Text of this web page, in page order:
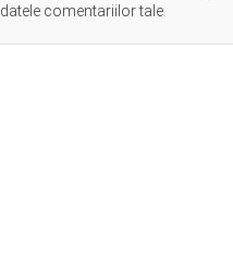
datele comentariilor tale